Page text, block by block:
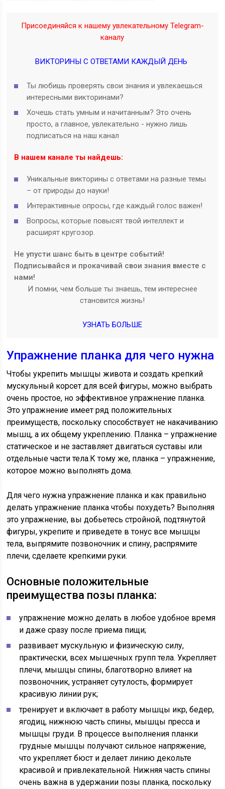
Присоединяйся к нашему увлекательному Telegram-
каналу
ВИКТОРИНЫ С ОТВЕТАМИ КАЖДЫЙ ДЕНЬ
Ты любишь проверять свои знания и увлекаешься
интересными викторинами?
Хочешь стать умным и начитанным? Это очень
просто, а главное, увлекательно - нужно лишь
подписаться на наш канал
В нашем канале ты найдешь:
Уникальные викторины с ответами на разные темы
– от природы до науки!
Интерактивные опросы, где каждый голос важен!
Вопросы, которые повысят твой интеллект и
расширят кругозор.
Не упусти шанс быть в центре событий!
Подписывайся и прокачивай свои знания вместе с
нами!
И помни, чем больше ты знаешь, тем интереснее
становится жизнь!
УЗНАТЬ БОЛЬШЕ
Упражнение планка для чего нужна
Чтобы укрепить мышцы живота и создать крепкий
мускульный корсет для всей фигуры, можно выбрать
очень простое, но эффективное упражнение планка.
Это упражнение имеет ряд положительных
преимуществ, поскольку способствует не накачиванию
мышц, а их общему укреплению. Планка – упражнение
статическое и не заставляет двигаться суставы или
отдельные части тела.К тому же, планка – упражнение,
которое можно выполнять дома.
Для чего нужна упражнение планка и как правильно
делать упражнение планка чтобы похудеть? Выполняя
это упражнение, вы добьетесь стройной, подтянутой
фигуры, укрепите и приведете в тонус все мышцы
тела, выпрямите позвоночник и спину, распрямите
плечи, сделаете крепкими руки.
Основные положительные
преимущества позы планка:
упражнение можно делать в любое удобное время
и даже сразу после приема пищи;
развивает мускульную и физическую силу,
практически, всех мышечных групп тела. Укрепляет
плечи, мышцы спины, благотворно влияет на
позвоночник, устраняет сутулость, формирует
красивую линии рук;
тренирует и включает в работу мышцы икр, бедер,
ягодиц, нижнюю часть спины, мышцы пресса и
мышцы груди. В процессе выполнения планки
грудные мышцы получают сильное напряжение,
что укрепляет бюст и делает линию декольте
красивой и привлекательной. Нижняя часть спины
очень важна в удержании позы планка, поскольку